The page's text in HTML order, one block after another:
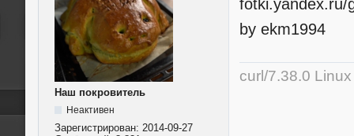
Наш покровитель
Неактивен
Зарегистрирован: 2014-09-27
by ekm1994
curl/7.38.0